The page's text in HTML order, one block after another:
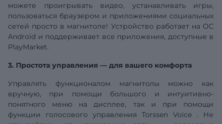
можете проигрывать видео, устанавливать игры,
пользоваться браузером и приложениями социальных
сетей просто в магнитоле! Устройство работает на ОС
Android и поддерживает все приложения, доступные в
PlayMarket.
3. Простота управления — для вашего комфорта
Управлять функционалом магнитолы можно как
вручную, при помощи большого и интуитивно-
понятного меню на дисплее, так и при помощи
функции голосового управления Torssen Voice
. Не